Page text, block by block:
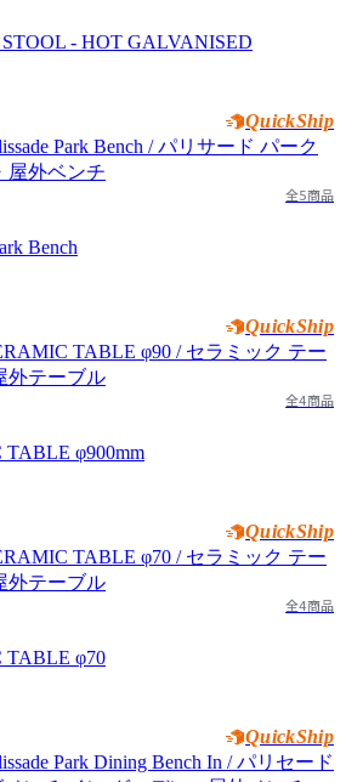
STOOL - HOT GALVANISED
QuickShip
全5商品
Bench
QuickShip
全4商品
TABLE φ900mm
QuickShip
全4商品
TABLE φ70
QuickShip